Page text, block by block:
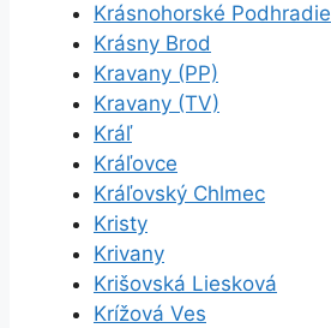
Krásnohorské Podhradie
Krásny Brod
Kravany (PP)
Kravany (TV)
Kráľ
Kráľovce
Kráľovský Chlmec
Kristy
Krivany
Krišovská Liesková
Krížová Ves